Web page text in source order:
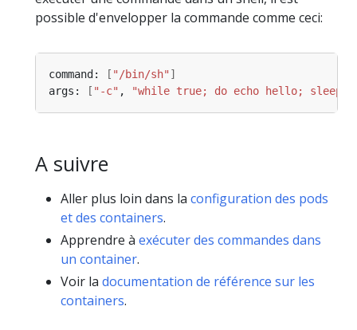
possible d'envelopper la commande comme ceci:
command: [ "/bin/sh" ]
args:
[ "-c" , "while true; do echo hello; sleep
A suivre
Aller plus loin dans la configuration des pods
et des containers.
Apprendre à exécuter des commandes dans
un container.
Voir la documentation de référence sur les
containers.